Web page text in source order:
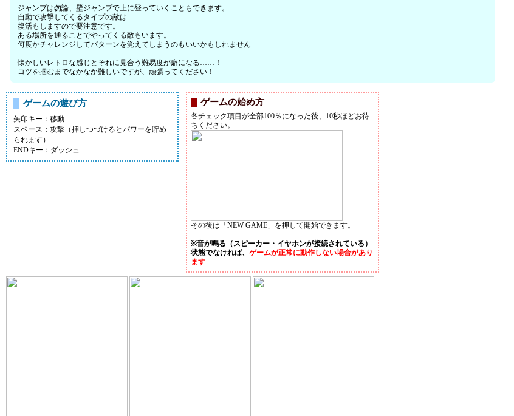
ジャンプは勿論、壁ジャンプで上に登っていくこともできます。
自動で攻撃してくるタイプの敵は
復活もしますので要注意です。
ある場所を通ることでやってくる敵もいます。
何度かチャレンジしてパターンを覚えてしまうのもいいかもしれません
懐かしいレトロな感じとそれに見合う難易度が癖になる……！
コツを掴むまでなかなか難しいですが、頑張ってください！
ゲームの遊び方
矢印キー：移動
スペース：攻撃（押しつづけるとパワーを貯め
られます）
ENDキー：ダッシュ
ゲームの始め方
各チェック項目が全部100％になった後、10秒ほどお待
ちください。
その後は「NEW GAME」を押して開始できます。
※音が鳴る（スピーカー・イヤホンが接続されている）
状態でなければ、 ゲームが正常に動作しない場合があり
ます